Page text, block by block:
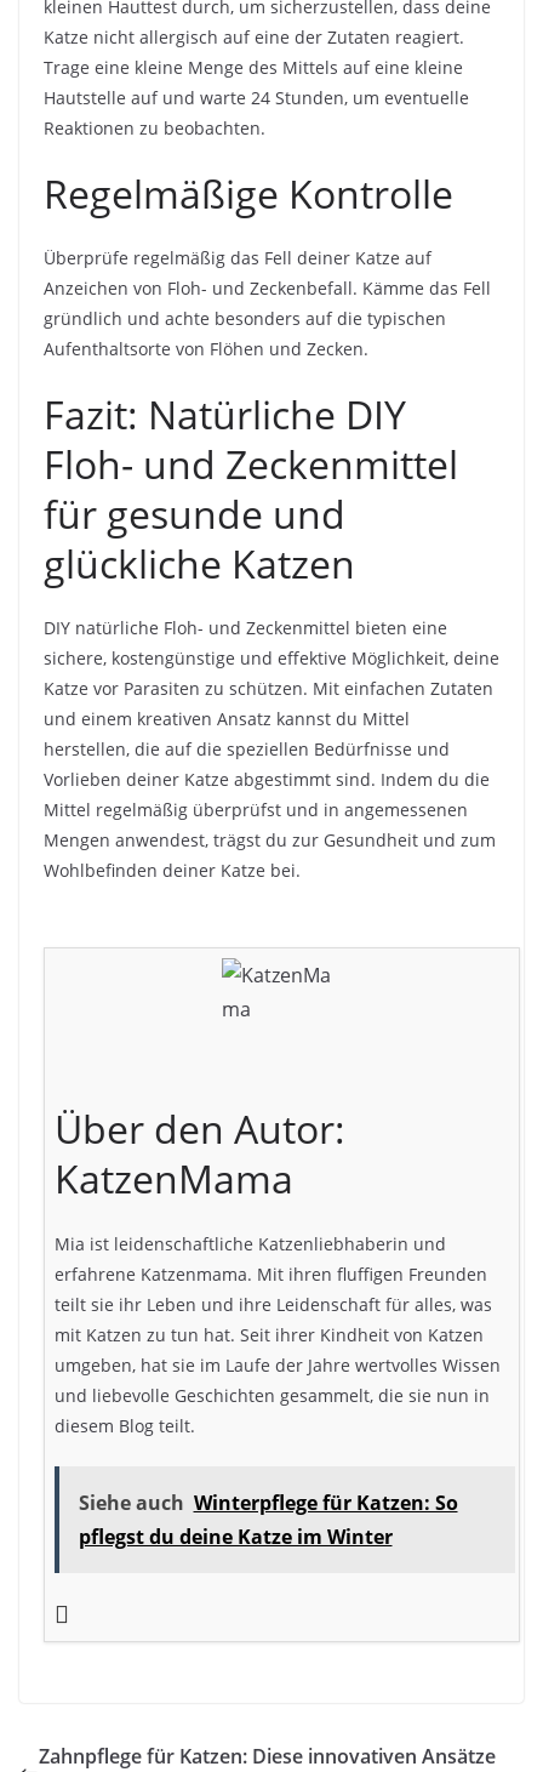
kleinen Hauttest durch, um sicherzustellen, dass deine
Katze nicht allergisch auf eine der Zutaten reagiert.
Trage eine kleine Menge des Mittels auf eine kleine
Hautstelle auf und warte 24 Stunden, um eventuelle
Reaktionen zu beobachten.
Regelmäßige Kontrolle
Überprüfe regelmäßig das Fell deiner Katze auf
Anzeichen von Floh- und Zeckenbefall. Kämme das Fell
gründlich und achte besonders auf die typischen
Aufenthaltsorte von Flöhen und Zecken.
Fazit: Natürliche DIY
Floh- und Zeckenmittel
für gesunde und
glückliche Katzen
DIY natürliche Floh- und Zeckenmittel bieten eine
sichere, kostengünstige und effektive Möglichkeit, deine
Katze vor Parasiten zu schützen. Mit einfachen Zutaten
und einem kreativen Ansatz kannst du Mittel
herstellen, die auf die speziellen Bedürfnisse und
Vorlieben deiner Katze abgestimmt sind. Indem du die
Mittel regelmäßig überprüfst und in angemessenen
Mengen anwendest, trägst du zur Gesundheit und zum
Wohlbefinden deiner Katze bei.
Über den Autor:
KatzenMama
Mia ist leidenschaftliche Katzenliebhaberin und
erfahrene Katzenmama. Mit ihren fluffigen Freunden
teilt sie ihr Leben und ihre Leidenschaft für alles, was
mit Katzen zu tun hat. Seit ihrer Kindheit von Katzen
umgeben, hat sie im Laufe der Jahre wertvolles Wissen
und liebevolle Geschichten gesammelt, die sie nun in
diesem Blog teilt.
Siehe auch Winterpflege für Katzen: So
pflegst du deine Katze im Winter
Zahnpflege für Katzen: Diese innovativen Ansätze